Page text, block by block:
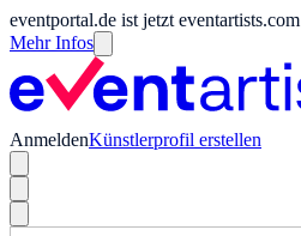
eventportal.de ist jetzt eventartists.com
Mehr Infos
AnmeldenKünstlerprofil erstellen